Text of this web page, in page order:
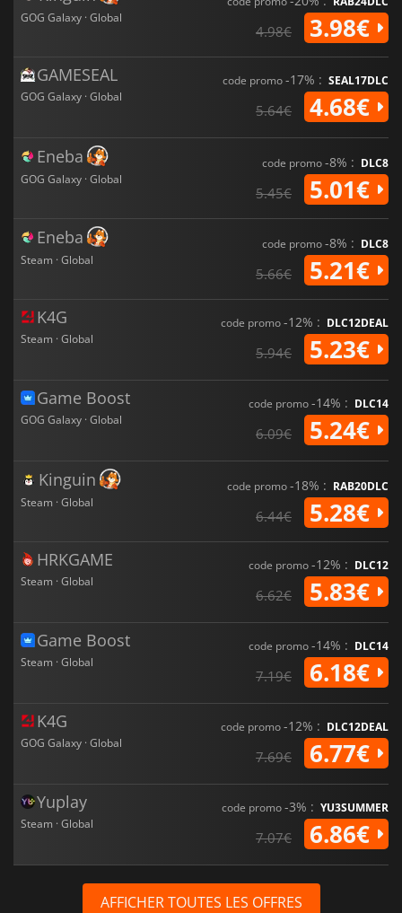
complexes, la construction d'un monde atmosphérique et
l'importance accordée à l'autonomie du joueur en font une
expérience enrichissante pour tous ceux prêts à s'aventurer
dans les tunnels dangereux et mystérieux sous la surface.
GOG Galaxy · Global
4.98€ 3.98€
GAMESEAL
GOG Galaxy · Global
code promo-17% : SEAL17DLC
5.64€ 4.68€
Eneba
GOG Galaxy · Global
code promo-8% : DLC8
5.45€ 5.01€
Eneba
Steam · Global
code promo-8% : DLC8
5.66€ 5.21€
K4G
Steam · Global
code promo-12% : DLC12DEAL
5.94€ 5.23€
Game Boost
GOG Galaxy · Global
code promo-14% : DLC14
6.09€ 5.24€
Kinguin
Steam · Global
code promo-18% : RAB20DLC
6.44€ 5.28€
HRKGAME
Steam · Global
code promo-12% : DLC12
6.62€ 5.83€
Game Boost
Steam · Global
code promo-14% : DLC14
7.19€ 6.18€
K4G
GOG Galaxy · Global
code promo-12% : DLC12DEAL
7.69€ 6.77€
Yuplay
Steam · Global
code promo-3% : YU3SUMMER
7.07€ 6.86€
AFFICHER TOUTES LES OFFRES